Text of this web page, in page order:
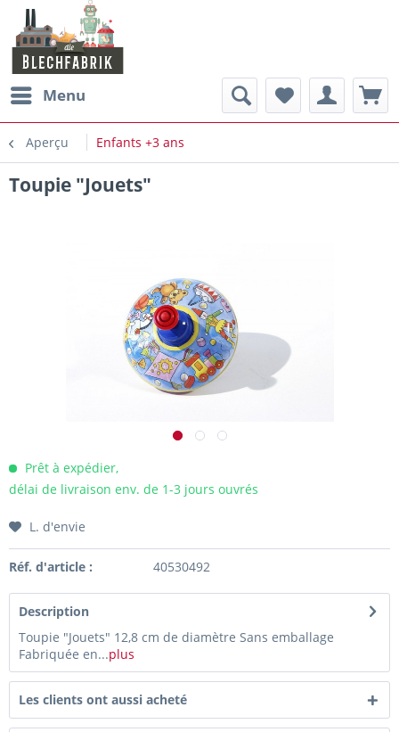
Menu
Aperçu Enfants +3 ans
Toupie "Jouets"
Prêt à expédier,
délai de livraison env. de 1-3 jours ouvrés
L. d'envie
Réf. d'article : 40530492
Description
Toupie "Jouets" 12,8 cm de diamètre Sans emballage
Fabriquée en...plus
Les clients ont aussi acheté